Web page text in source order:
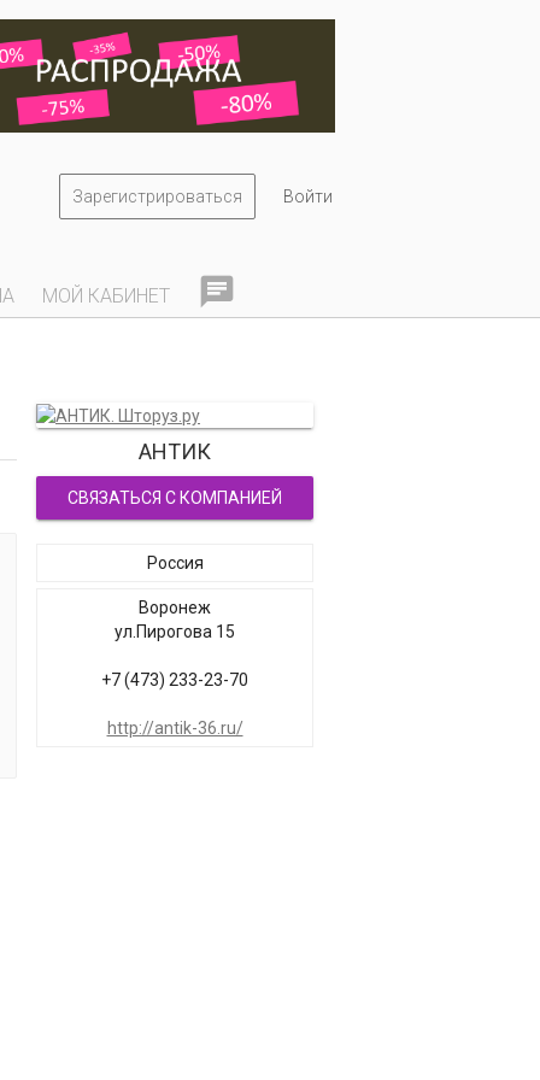
Зарегистрироваться Войти
МОЙ КАБИНЕТ 
АНТИК
СВЯЗАТЬСЯ С КОМПАНИЕЙ
Россия
Воронеж
ул.Пирогова 15
+7 (473) 233-23-70
http://antik-36.ru/